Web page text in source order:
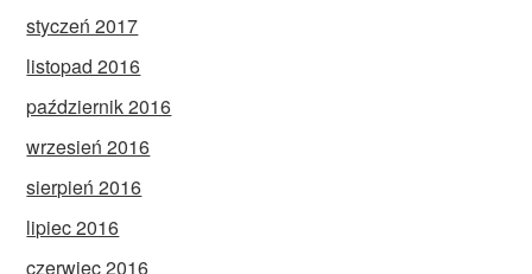
styczeń 2017
listopad 2016
październik 2016
wrzesień 2016
sierpień 2016
lipiec 2016
czerwiec 2016